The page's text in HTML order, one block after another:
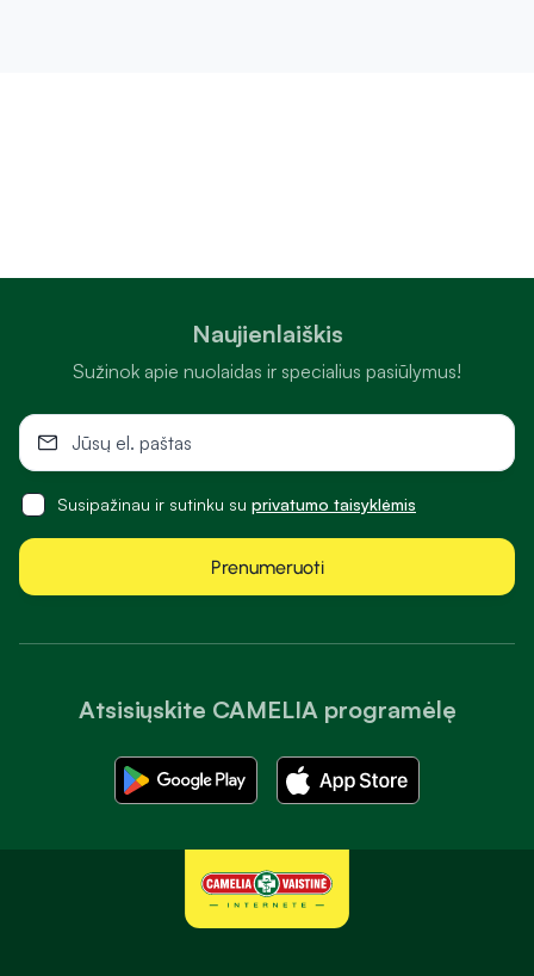
Atsisiųskite CAMELIA programėlę
Naujienlaiškis
Sužinok apie nuolaidas ir specialius pasiūlymus!
Susipažinau ir sutinku su privatumo taisyklėmis
Prenumeruoti